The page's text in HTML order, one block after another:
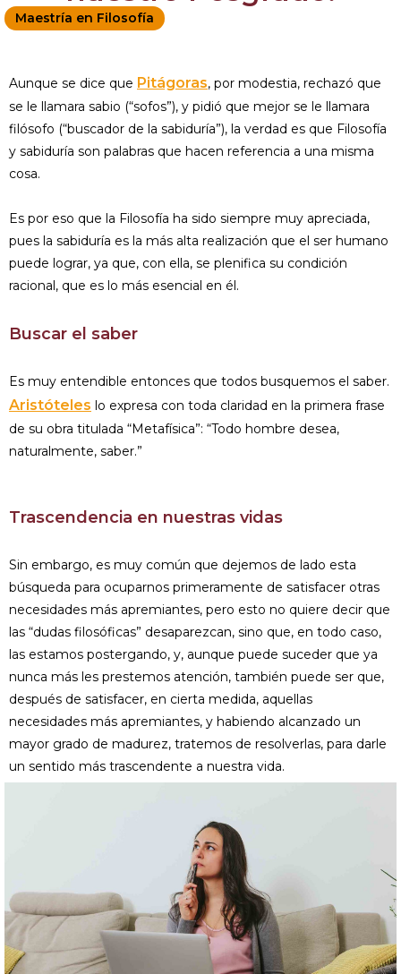
Maestría en Filosofía
Aunque se dice que Pitágoras, por modestia, rechazó que
se le llamara sabio (“sofos”), y pidió que mejor se le llamara
filósofo (“buscador de la sabiduría”), la verdad es que Filosofía
y sabiduría son palabras que hacen referencia a una misma
cosa.
Es por eso que la Filosofía ha sido siempre muy apreciada,
pues la sabiduría es la más alta realización que el ser humano
puede lograr, ya que, con ella, se plenifica su condición
racional, que es lo más esencial en él.
Buscar el saber
Es muy entendible entonces que todos busquemos el saber.
Aristóteles lo expresa con toda claridad en la primera frase
de su obra titulada “Metafísica”: “Todo hombre desea,
naturalmente, saber.”
Trascendencia en nuestras vidas
Sin embargo, es muy común que dejemos de lado esta
búsqueda para ocuparnos primeramente de satisfacer otras
necesidades más apremiantes, pero esto no quiere decir que
las “dudas filosóficas” desaparezcan, sino que, en todo caso,
las estamos postergando, y, aunque puede suceder que ya
nunca más les prestemos atención, también puede ser que,
después de satisfacer, en cierta medida, aquellas
necesidades más apremiantes, y habiendo alcanzado un
mayor grado de madurez, tratemos de resolverlas, para darle
un sentido más trascendente a nuestra vida.